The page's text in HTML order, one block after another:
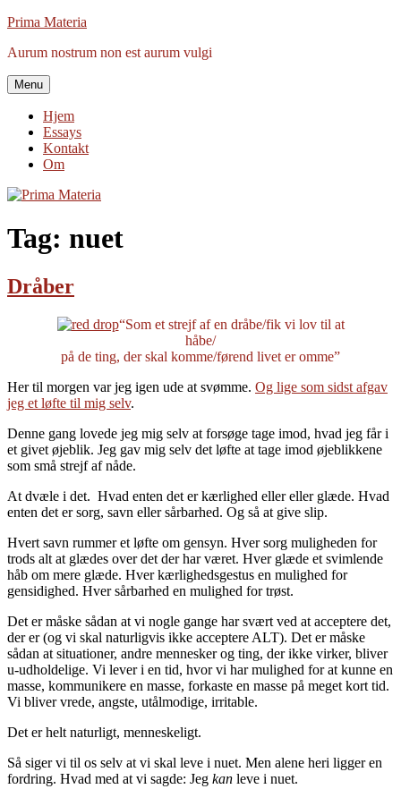
Videre
indhold
Prima Materia
Aurum nostrum non est aurum vulgi
Menu
Hjem
Essays
Kontakt
Om
Tag: nuet
Dråber
“Som et strejf af en dråbe/fik vi lov til at
håbe/
på de ting, der skal komme/førend livet er omme”
Her til morgen var jeg igen ude at svømme. Og lige som sidst afgav
jeg et løfte til mig selv.
Denne gang lovede jeg mig selv at forsøge tage imod, hvad jeg får i
et givet øjeblik. Jeg gav mig selv det løfte at tage imod øjeblikkene
som små strejf af nåde.
At dvæle i det. Hvad enten det er kærlighed eller eller glæde. Hvad
enten det er sorg, savn eller sårbarhed. Og så at give slip.
Hvert savn rummer et løfte om gensyn. Hver sorg muligheden for
trods alt at glædes over det der har været. Hver glæde et svimlende
håb om mere glæde. Hver kærlighedsgestus en mulighed for
gensidighed. Hver sårbarhed en mulighed for trøst.
Det er måske sådan at vi nogle gange har svært ved at acceptere det,
der er (og vi skal naturligvis ikke acceptere ALT). Det er måske
sådan at situationer, andre mennesker og ting, der ikke virker, bliver
u-udholdelige. Vi lever i en tid, hvor vi har mulighed for at kunne en
masse, kommunikere en masse, forkaste en masse på meget kort tid.
Vi bliver vrede, angste, utålmodige, irritable.
Det er helt naturligt, menneskeligt.
Så siger vi til os selv at vi skal leve i nuet. Men alene heri ligger en
fordring. Hvad med at vi sagde: Jeg kan leve i nuet.